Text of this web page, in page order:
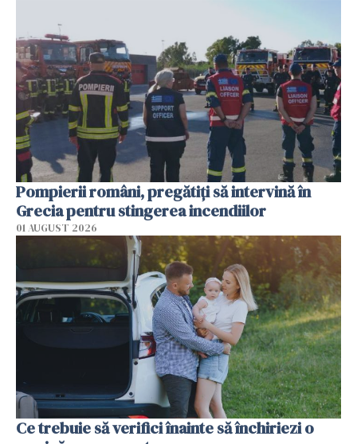
Pompierii români, pregătiţi să intervină în
Grecia pentru stingerea incendiilor
01 AUGUST 2026
Ce trebuie să verifici înainte să închiriezi o